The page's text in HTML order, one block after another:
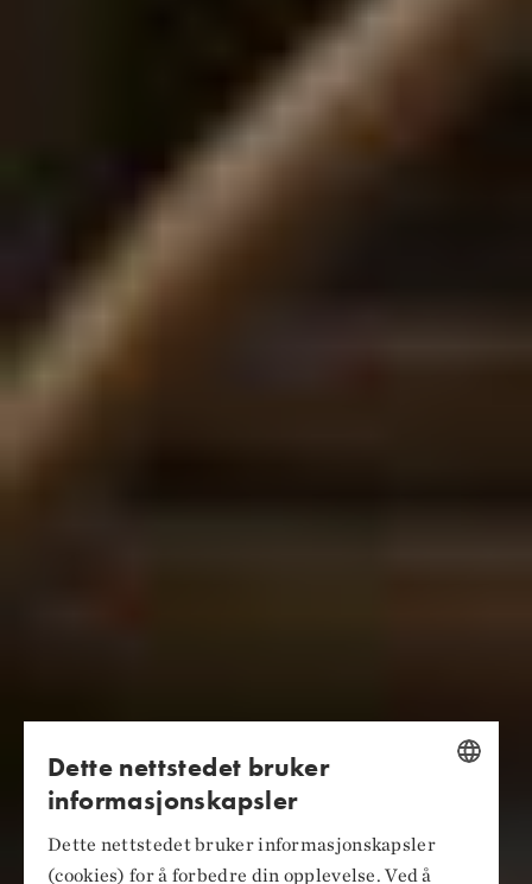
ENGLISH
Dette nettstedet bruker
informasjonskapsler
Dette nettstedet bruker informasjonskapsler
(cookies) for å forbedre din opplevelse. Ved å